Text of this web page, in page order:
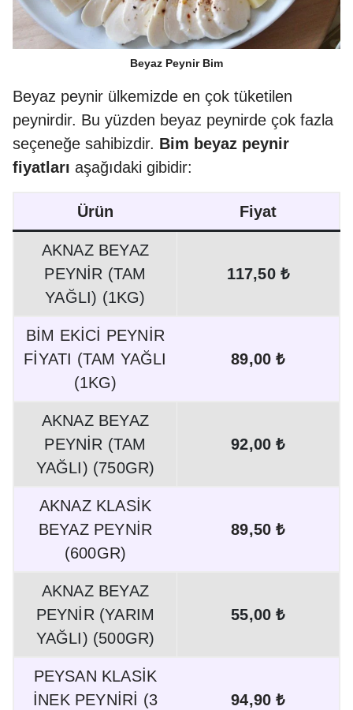
Beyaz Peynir Bim
Beyaz peynir ülkemizde en çok tüketilen
peynirdir. Bu yüzden beyaz peynirde çok fazla
seçeneğe sahibizdir. Bim beyaz peynir
fiyatları aşağıdaki gibidir:
Ürün Fiyat
AKNAZ BEYAZ
PEYNİR (TAM
YAĞLI) (1KG)
117,50 ₺
BİM EKİCİ PEYNİR
FİYATI (TAM YAĞLI
(1KG)
89,00 ₺
AKNAZ BEYAZ
PEYNİR (TAM
YAĞLI) (750GR)
92,00 ₺
AKNAZ KLASİK
BEYAZ PEYNİR
(600GR)
89,50 ₺
AKNAZ BEYAZ
PEYNİR (YARIM
YAĞLI) (500GR)
55,00 ₺
PEYSAN KLASİK
İNEK PEYNİRİ (3
94,90 ₺